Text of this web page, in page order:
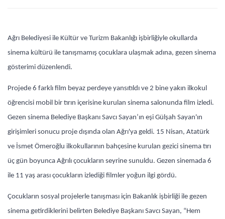
Ağrı Belediyesi ile Kültür ve Turizm Bakanlığı işbirliğiyle okullarda
sinema kültürü ile tanışmamış çocuklara ulaşmak adına, gezen sinema
gösterimi düzenlendi.
Projede 6 farklı film beyaz perdeye yansıtıldı ve 2 bine yakın ilkokul
öğrencisi mobil bir tırın içerisine kurulan sinema salonunda film izledi.
Gezen sinema Belediye Başkanı Savcı Sayan’ın eşi Gülşah Sayan'ın
girişimleri sonucu proje dışında olan Ağrı'ya geldi. 15 Nisan, Atatürk
ve İsmet Ömeroğlu ilkokullarının bahçesine kurulan gezici sinema tırı
üç gün boyunca Ağrılı çocukların seyrine sunuldu. Gezen sinemada 6
ile 11 yaş arası çocukların izlediği filmler yoğun ilgi gördü.
Çocukların sosyal projelerle tanışması için Bakanlık işbirliği ile gezen
sinema getirdiklerini belirten Belediye Başkanı Savcı Sayan, “Hem